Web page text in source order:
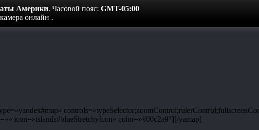
Америки. Часовой пояс: GMT-05:00
камера онлайн .
icon=»islands#blueStretchyIcon» color=»#00c2a9″][/yamap]